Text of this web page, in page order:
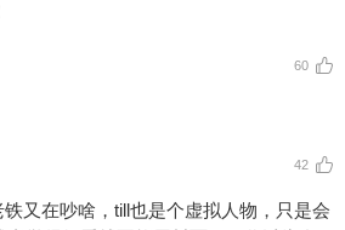
60
42
又在吵啥，till也是个虚拟人物，只是会